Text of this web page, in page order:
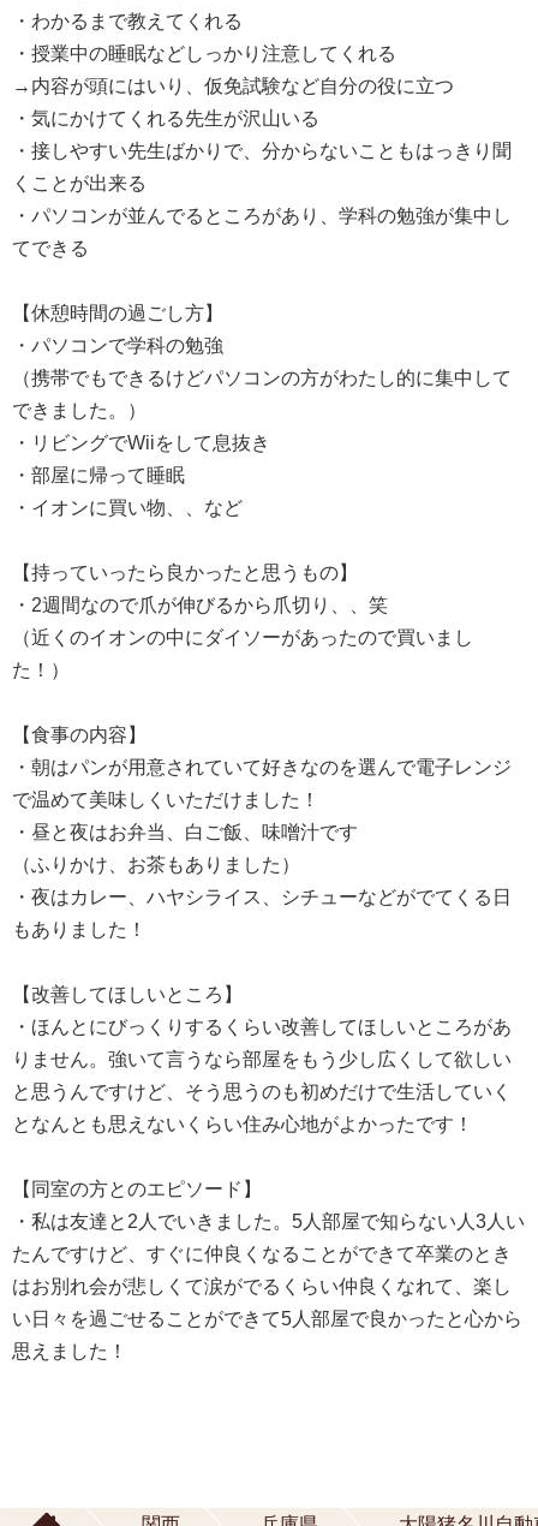
・わかるまで教えてくれる
・授業中の睡眠などしっかり注意してくれる
→内容が頭にはいり、仮免試験など自分の役に立つ
・気にかけてくれる先生が沢山いる
・接しやすい先生ばかりで、分からないこともはっきり聞
くことが出来る
・パソコンが並んでるところがあり、学科の勉強が集中し
てできる
【休憩時間の過ごし方】
・パソコンで学科の勉強
（携帯でもできるけどパソコンの方がわたし的に集中して
できました。）
・リビングでWiiをして息抜き
・部屋に帰って睡眠
・イオンに買い物、、など
【持っていったら良かったと思うもの】
・2週間なので爪が伸びるから爪切り、、笑
（近くのイオンの中にダイソーがあったので買いまし
た！）
【食事の内容】
・朝はパンが用意されていて好きなのを選んで電子レンジ
で温めて美味しくいただけました！
・昼と夜はお弁当、白ご飯、味噌汁です
（ふりかけ、お茶もありました）
・夜はカレー、ハヤシライス、シチューなどがでてくる日
もありました！
【改善してほしいところ】
・ほんとにびっくりするくらい改善してほしいところがあ
りません。強いて言うなら部屋をもう少し広くして欲しい
と思うんですけど、そう思うのも初めだけで生活していく
となんとも思えないくらい住み心地がよかったです！
【同室の方とのエピソード】
・私は友達と2人でいきました。5人部屋で知らない人3人い
たんですけど、すぐに仲良くなることができて卒業のとき
はお別れ会が悲しくて涙がでるくらい仲良くなれて、楽し
い日々を過ごせることができて5人部屋で良かったと心から
思えました！